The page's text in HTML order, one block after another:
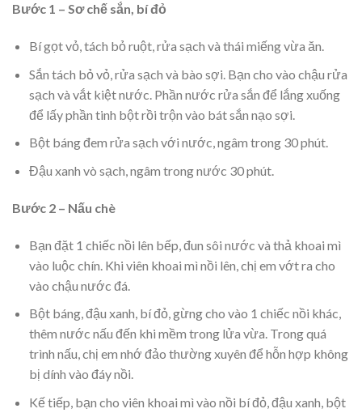
Bước 1 – Sơ chế sắn, bí đỏ
Bí gọt vỏ, tách bỏ ruột, rửa sạch và thái miếng vừa ăn.
Sắn tách bỏ vỏ, rửa sạch và bào sợi. Bạn cho vào chậu rửa
sạch và vắt kiệt nước. Phần nước rửa sắn để lắng xuống
để lấy phần tinh bột rồi trộn vào bát sắn nạo sợi.
Bột báng đem rửa sạch với nước, ngâm trong 30 phút.
Đậu xanh vò sạch, ngâm trong nước 30 phút.
Bước 2 – Nấu chè
Bạn đặt 1 chiếc nồi lên bếp, đun sôi nước và thả khoai mì
vào luộc chín. Khi viên khoai mì nồi lên, chị em vớt ra cho
vào chậu nước đá.
Bột báng, đậu xanh, bí đỏ, gừng cho vào 1 chiếc nồi khác,
thêm nước nấu đến khi mềm trong lửa vừa. Trong quá
trình nấu, chị em nhớ đảo thường xuyên để hỗn hợp không
bị dính vào đáy nồi.
Kế tiếp, bạn cho viên khoai mì vào nồi bí đỏ, đậu xanh, bột